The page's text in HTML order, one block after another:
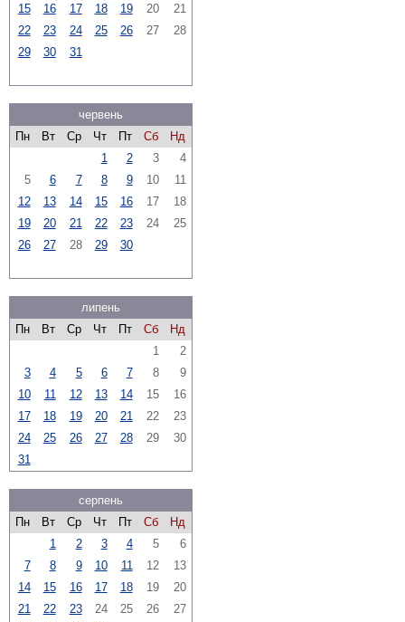
15
16 17 18 19 20
21
22
23 24 25 26 27
28
29
30 31
червень
Пн
Вт Ср Чт Пт Сб
Нд
1
2 3
4
5
6 7 8 9 10
11
12
13 14 15 16 17
18
19
20 21 22 23 24
25
26
27 28 29 30
липень
Пн
Вт Ср Чт Пт Сб
Нд
1
2
3
4 5 6 7 8
9
10
11 12 13 14 15
16
17
18 19 20 21 22
23
24
25 26 27 28 29
30
31
серпень
Пн
Вт Ср Чт Пт Сб
Нд
1
2 3 4 5
6
7
8 9 10 11 12
13
14
15 16 17 18 19
20
21
22 23 24 25 26
27